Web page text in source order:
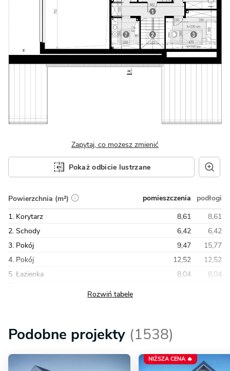
Zapytaj, co możesz zmienić
Pokaż odbicie lustrzane
Powierzchnia (m²) pomieszczenia
podłogi
1. Korytarz
8,61
8,61
2. Schody
6,42
6,42
3. Pokój
9,47
15,77
4. Pokój
12,52
12,52
5. Łazienka
8,04
8,04
Podobne projekty (1538)
NIŻSZA CENA 🔥